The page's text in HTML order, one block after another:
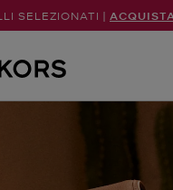
SELEZIONATI |